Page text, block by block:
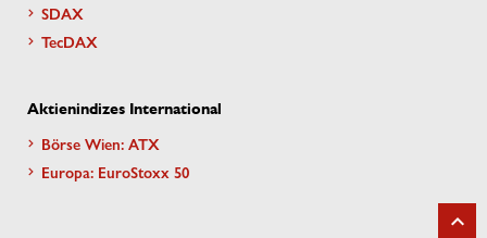
SDAX
TecDAX
Aktienindizes International
Börse Wien: ATX
Europa: EuroStoxx 50